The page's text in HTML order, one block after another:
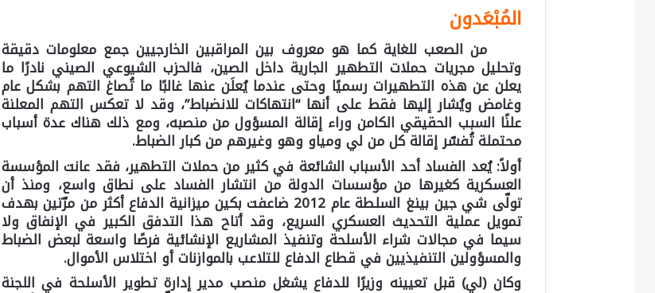
المُبْعَدون
من الصعب للغاية كما هو معروف بين المراقبين الخارجيين جمع معلومات دقيقة
وتحليل مجريات حملات التطهير الجارية داخل الصين، فالحزب الشيوعي الصيني نادرًا ما
يعلن عن هذه التطهيرات رسميًا وحتى عندما يُعلَن عنها غالبًا ما تُصاغ التهم بشكل عام
وغامض ويُشار إليها فقط على أنها “انتهاكات للانضباط”، وقد لا تعكس التهم المعلنة
علنًا السبب الحقيقي الكامن وراء إقالة المسؤول من منصبه، ومع ذلك هناك عدة أسباب
محتملة تُفسّر إقالة كل من لي ومياو وهو وغيرهم من كبار الضباط.
أولاً: يُعد الفساد أحد الأسباب الشائعة في كثير من حملات التطهير، فقد عانت المؤسسة
العسكرية كغيرها من مؤسسات الدولة من انتشار الفساد على نطاق واسع، ومنذ أن
تولّى شي جين بينغ السلطة عام 2012 ضاعفت بكين ميزانية الدفاع أكثر من مرّتين بهدف
تمويل عملية التحديث العسكري السريع، وقد أتاح هذا التدفق الكبير في الإنفاق ولا
سيما في مجالات شراء الأسلحة وتنفيذ المشاريع الإنشائية فرصًا واسعة لبعض الضباط
والمسؤولين التنفيذيين في قطاع الدفاع للتلاعب بالموازنات أو اختلاس الأموال.
وكان(لي) قبل تعيينه وزيرًا للدفاع يشغل منصب مدير إدارة تطوير الأسلحة في اللجنة